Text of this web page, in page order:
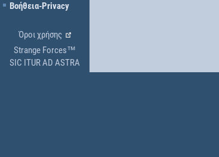
Βοήθεια-Privacy
Όροι χρήσης
Strange Forces™
SIC ITUR AD ASTRA